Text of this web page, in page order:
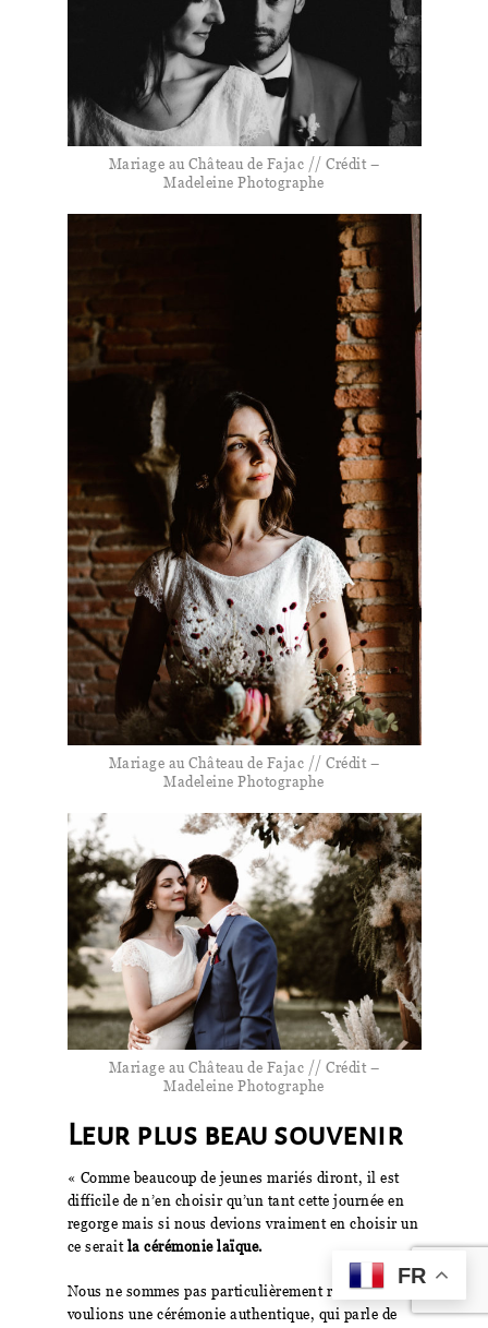
Mariage au Château de Fajac // Crédit –
Madeleine Photographe
Mariage au Château de Fajac // Crédit –
Madeleine Photographe
Mariage au Château de Fajac // Crédit –
Madeleine Photographe
Leur plus beau souvenir
« Comme beaucoup de jeunes mariés diront, il est
difficile de n’en choisir qu’un tant cette journée en
regorge mais si nous devions vraiment en choisir un
ce seraitla cérémonie laïque.
Nous ne sommes pas particulièrement religieux et
voulions une cérémonie authentique, qui parle de
FR